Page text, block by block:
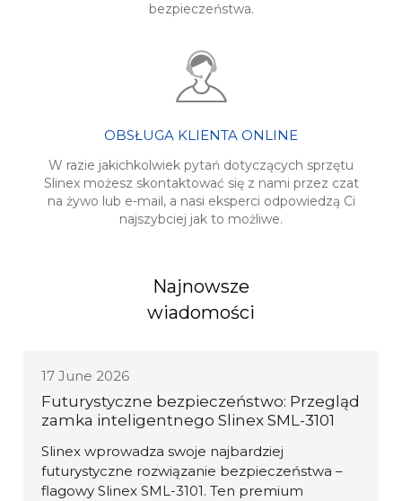
bezpieczeństwa.
OBSŁUGA KLIENTA ONLINE
W razie jakichkolwiek pytań dotyczących sprzętu
Slinex możesz skontaktować się z nami przez czat
na żywo lub e-mail, a nasi eksperci odpowiedzą Ci
najszybciej jak to możliwe.
Najnowsze
wiadomości
17 June 2026
Futurystyczne bezpieczeństwo: Przegląd
zamka inteligentnego Slinex SML-3101
Slinex wprowadza swoje najbardziej
futurystyczne rozwiązanie bezpieczeństwa –
flagowy Slinex SML-3101. Ten premium